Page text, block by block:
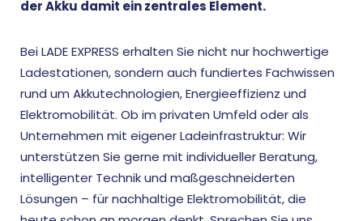
der Akku damit ein zentrales Element.
Bei LADE EXPRESS erhalten Sie nicht nur hochwertige
Ladestationen, sondern auch fundiertes Fachwissen
rund um Akkutechnologien, Energieeffizienz und
Elektromobilität. Ob im privaten Umfeld oder als
Unternehmen mit eigener Ladeinfrastruktur: Wir
unterstützen Sie gerne mit individueller Beratung,
intelligenter Technik und maßgeschneiderten
Lösungen – für nachhaltige Elektromobilität, die